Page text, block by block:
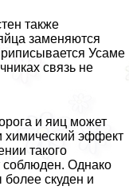
также
заменяются
Усаме
связь не
и яиц может
химический эффект
такого
соблюден. Однако
скуден и